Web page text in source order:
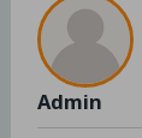
Admin